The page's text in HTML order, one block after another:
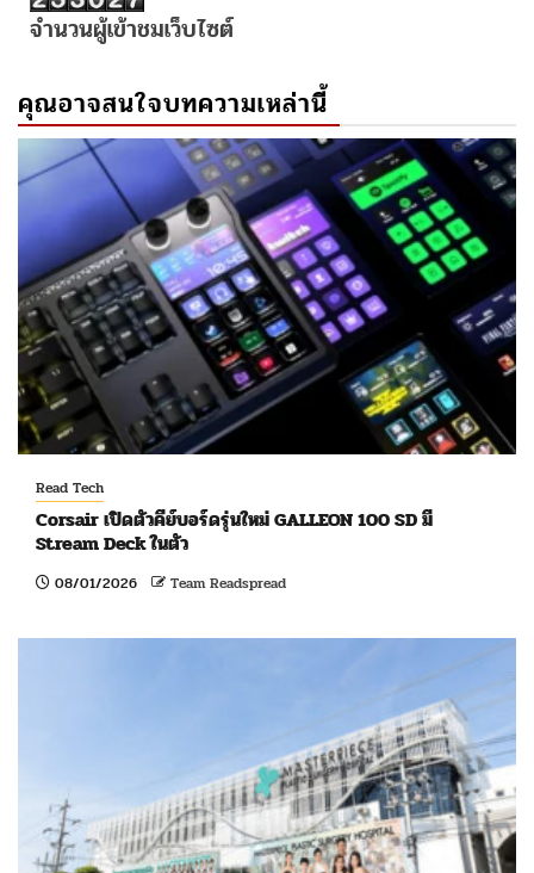
จำนวนผู้เข้าชมเว็บไซต์
คุณอาจสนใจบทความเหล่านี้
Read Tech
Corsair เปิดตัวคีย์บอร์ดรุ่นใหม่ GALLEON 100 SD มี
Stream Deck ในตัว
08/01/2026 Team Readspread